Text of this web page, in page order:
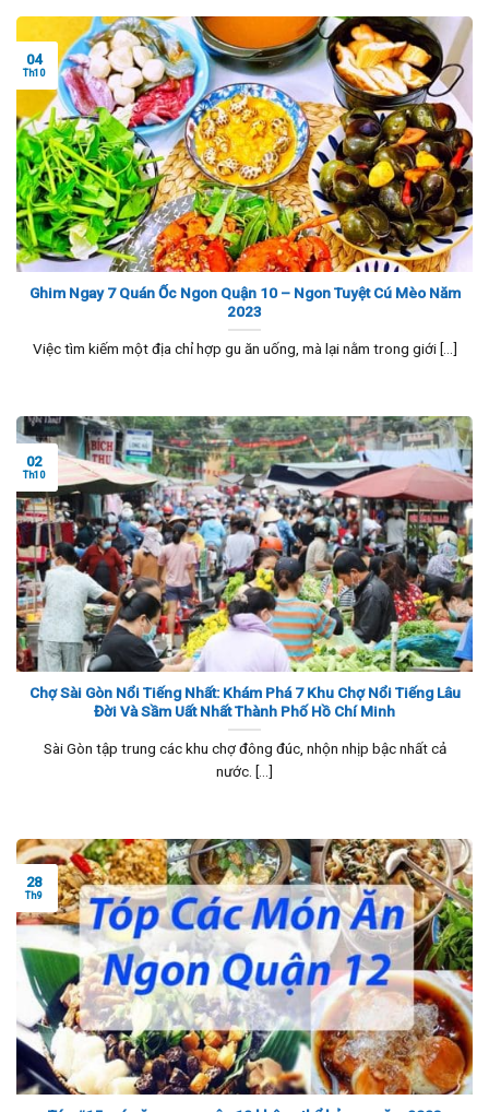
Ghim Ngay 7 Quán Ốc Ngon Quận 10 – Ngon Tuyệt Cú Mèo Năm
2023
Việc tìm kiếm một địa chỉ hợp gu ăn uống, mà lại nằm trong giới [...]
04
Th10
Chợ Sài Gòn Nổi Tiếng Nhất: Khám Phá 7 Khu Chợ Nổi Tiếng Lâu
Đời Và Sầm Uất Nhất Thành Phố Hồ Chí Minh
Sài Gòn tập trung các khu chợ đông đúc, nhộn nhịp bậc nhất cả
nước. [...]
02
Th10
28
Th9